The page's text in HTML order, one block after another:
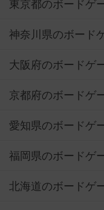
東京都のボードゲ
神奈川県のボード
大阪府のボードゲ
京都府のボードゲ
愛知県のボードゲ
福岡県のボードゲ
北海道のボードゲ